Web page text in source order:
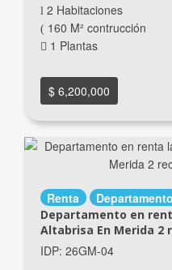
2 Habitaciones
160 M² contrucción
1 Plantas
$ 6,200,000
Renta Departamento
Departamento en
Altabrisa En Merida 2
IDP: 26GM-04